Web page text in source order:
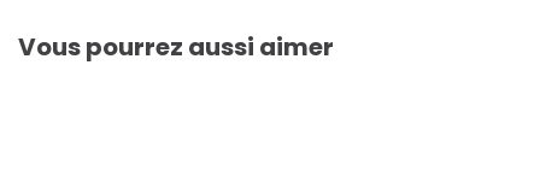
Vous pourrez aussi aimer